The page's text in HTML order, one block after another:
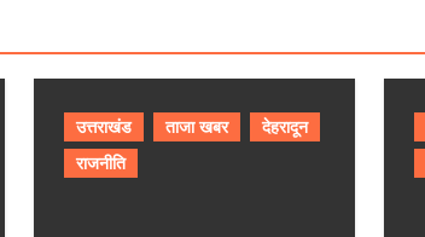
उत्तराखंड ताजा खबर
देहरादून
राजनीति